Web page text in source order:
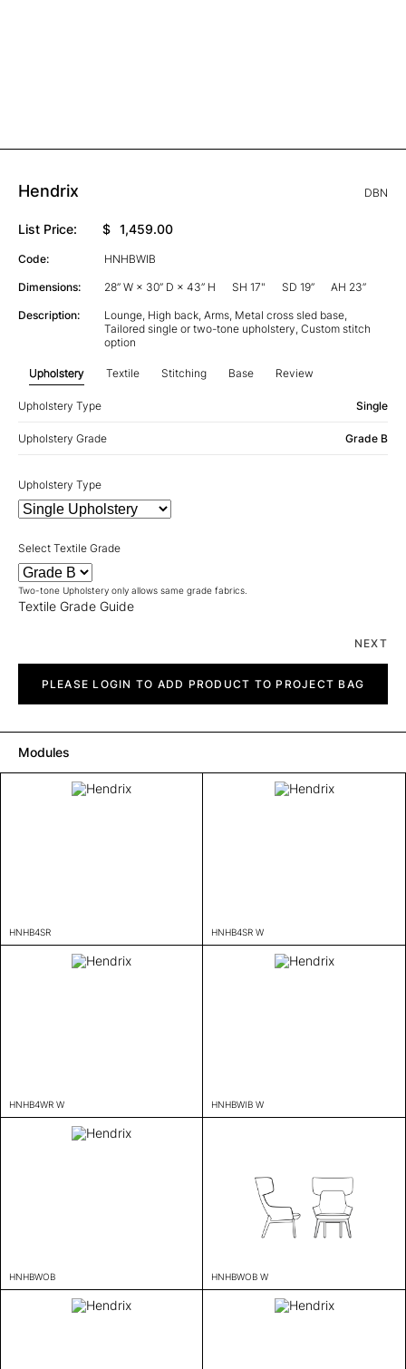
Hendrix DBN
List Price: $ 1,459.00
Code: HNHBWIB
Dimensions: 28” W × 30” D × 43” H SH 17" SD 19” AH 23”
Description:
Lounge, High back, Arms, Metal cross sled base,
Tailored single or two-tone upholstery, Custom stitch
option
Upholstery Textile Stitching Base Review
Upholstery Type Single
Upholstery Grade Grade B
Upholstery Type
Select Textile Grade
Two-tone Upholstery only allows same grade fabrics.
Textile Grade Guide
NEXT
quantityPLEASE LOGIN TO ADD PRODUCT TO PROJECT BAG
Modules
HNHB4SR HNHB4SR W
HNHB4WR W HNHBWIB W
HNHBWOB HNHBWOB W